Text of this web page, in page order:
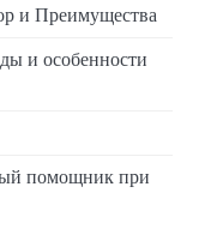
и Преимущества
и особенности
помощник при